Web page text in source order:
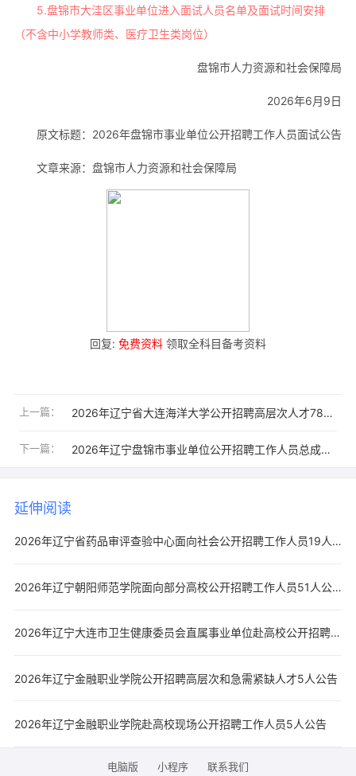
5.盘锦市大洼区事业单位进入面试人员名单及面试时间安排
（不含中小学教师类、医疗卫生类岗位）
盘锦市人力资源和社会保障局
2026年6月9日
原文标题：2026年盘锦市事业单位公开招聘工作人员面试公告
文章来源：盘锦市人力资源和社会保障局
回复: 免费资料 领取全科目备考资料
上一篇： 2026年辽宁省大连海洋大学公开招聘高层次人才78人公告
下一篇： 2026年辽宁盘锦市事业单位公开招聘工作人员总成绩（不含中小学教师类、医疗卫生类岗位）公示公告
延伸阅读
2026年辽宁省药品审评查验中心面向社会公开招聘工作人员19人公告
2026年辽宁朝阳师范学院面向部分高校公开招聘工作人员51人公告（第二批次）
2026年辽宁大连市卫生健康委员会直属事业单位赴高校公开招聘工作人员54人公告
2026年辽宁金融职业学院公开招聘高层次和急需紧缺人才5人公告
2026年辽宁金融职业学院赴高校现场公开招聘工作人员5人公告
电脑版 小程序 联系我们